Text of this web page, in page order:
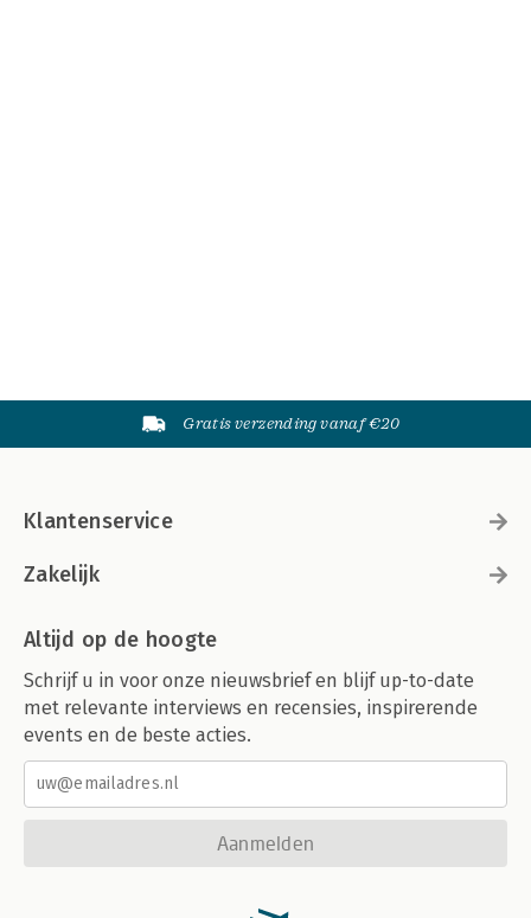
Gratis verzending vanaf €20
Klantenservice
Zakelijk
Altijd op de hoogte
Schrijf u in voor onze nieuwsbrief en blijf up-to-date
met relevante interviews en recensies, inspirerende
events en de beste acties.
Aanmelden